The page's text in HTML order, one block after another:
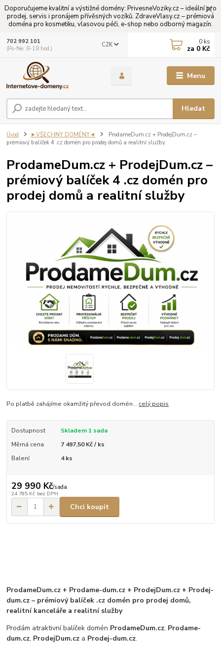
Doporučujeme kvalitní a výstižné domény: PrivesneVoziky.cz – ideální pro
prodej, servis i pronájem přívěsných vozíků. ZdraveVlasy.cz – prémiová
doména pro kosmetiku, vlasovou péči, e-shop nebo odborný magazín.
Menu
CZK
Hledat
702 992 101
(Po-Ne: 8-18 hod.)
0 ks
za 0 Kč
Úvod ►VŠECHNY DOMÉNY◄
ProdameDum.cz + ProdejDum.cz –
prémiový balíček 4 .cz domén pro prodej domů a realitní služby
ProdameDum.cz + ProdejDum.cz –
prémiový balíček 4 .cz domén pro
prodej domů a realitní služby
Po platbě zahájíme okamžitý převod domén... celý popis
Dostupnost
Skladem 1 sada
Měrná cena
7 497,50 Kč / ks
Balení
4 ks
29 990 Kč/sada
24 785 Kč bez DPH
Chci koupit
ProdameDum.cz + Prodame-dum.cz + ProdejDum.cz + Prodej-
dum.cz – prémiový balíček .cz domén pro prodej domů,
realitní kanceláře a realitní služby
Prodám atraktivní balíček domén ProdameDum.cz, Prodame-
dum.cz, ProdejDum.cz a Prodej-dum.cz.